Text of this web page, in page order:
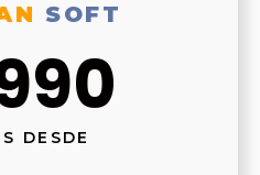
SOFT
DESDE